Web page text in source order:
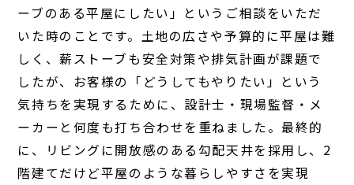
ーブのある平屋にしたい」というご相談をいただ
いた時のことです。土地の広さや予算的に平屋は難
しく、薪ストーブも安全対策や排気計画が課題で
したが、お客様の「どうしてもやりたい」という
気持ちを実現するために、設計士・現場監督・メ
ーカーと何度も打ち合わせを重ねました。最終的
に、リビングに開放感のある勾配天井を採用し、2
階建てだけど平屋のような暮らしやすさを実現